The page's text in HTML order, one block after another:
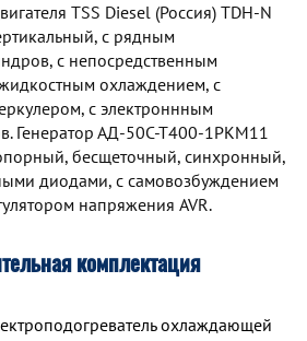
TSS Diesel (Россия) TDH-N
с рядным
с непосредственным
охлаждением, с
с электроннным
Генератор АД-50С-Т400-1РКМ11
бесщеточный, синхронный,
диодами, с самовозбуждением
напряжения AVR.
комплектация
охлаждающей